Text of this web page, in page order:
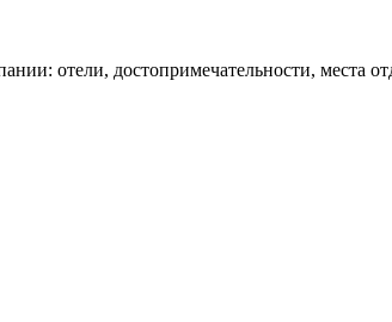
отели, достопримечательности, места